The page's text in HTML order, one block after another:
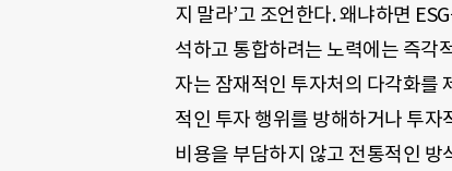
지 말라’고 조언한다. 왜냐하면
석하고 통합하려는 노력에는 즉각
자는 잠재적인 투자처의 다각화를
적인 투자 행위를 방해하거나 투자
비용을 부담하지 않고 전통적인